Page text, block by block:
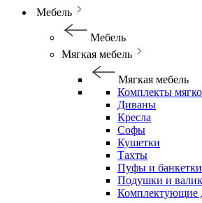
Мебель
Мебель
Мягкая мебель
Мягкая мебель
Комплекты
Диваны
Кресла
Софы
Кушетки
Тахты
Пуфы и банкетки
Подушки и
Комплектующие